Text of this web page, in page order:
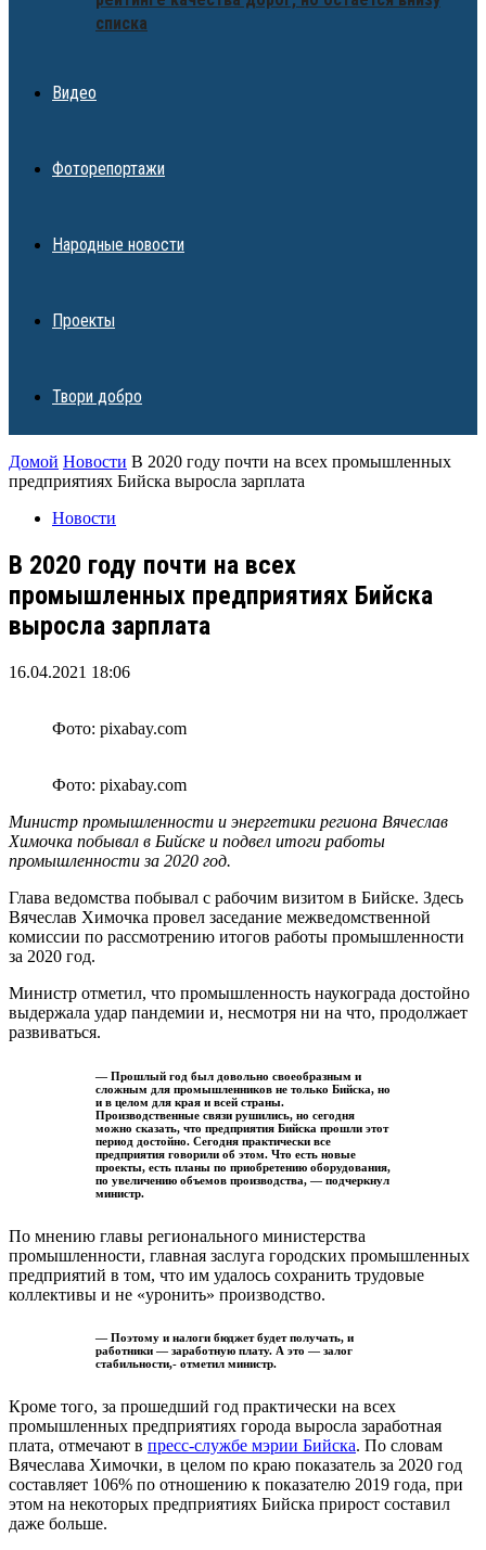
списка
Видео
Фоторепортажи
Народные новости
Проекты
Твори добро
Домой Новости В 2020 году почти на всех промышленных
предприятиях Бийска выросла зарплата
Новости
В 2020 году почти на всех
промышленных предприятиях Бийска
выросла зарплата
16.04.2021 18:06
Фото: pixabay.com
Фото: pixabay.com
Министр промышленности и энергетики региона Вячеслав
Химочка побывал в Бийске и подвел итоги работы
промышленности за 2020 год.
Глава ведомства побывал с рабочим визитом в Бийске. Здесь
Вячеслав Химочка провел заседание межведомственной
комиссии по рассмотрению итогов работы промышленности
за 2020 год.
Министр отметил, что промышленность наукограда достойно
выдержала удар пандемии и, несмотря ни на что, продолжает
развиваться.
— Прошлый год был довольно своеобразным и
сложным для промышленников не только Бийска, но
и в целом для края и всей страны.
Производственные связи рушились, но сегодня
можно сказать, что предприятия Бийска прошли этот
период достойно. Сегодня практически все
предприятия говорили об этом. Что есть новые
проекты, есть планы по приобретению оборудования,
по увеличению объемов производства, — подчеркнул
министр.
По мнению главы регионального министерства
промышленности, главная заслуга городских промышленных
предприятий в том, что им удалось сохранить трудовые
коллективы и не «уронить» производство.
— Поэтому и налоги бюджет будет получать, и
работники — заработную плату. А это — залог
стабильности,- отметил министр.
Кроме того, за прошедший год практически на всех
промышленных предприятиях города выросла заработная
плата, отмечают в пресс-службе мэрии Бийска. По словам
Вячеслава Химочки, в целом по краю показатель за 2020 год
составляет 106% по отношению к показателю 2019 года, при
этом на некоторых предприятиях Бийска прирост составил
даже больше.